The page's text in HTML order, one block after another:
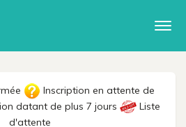
Inscription en attente de
datant de plus 7 jours
Liste
d'attente